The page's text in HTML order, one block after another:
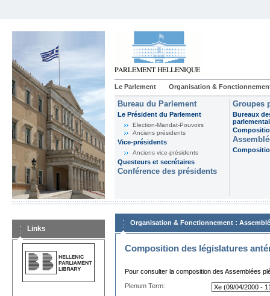
Le Parlement Organisation &
Bureau du Parlement
Le Président du Parlement
Election-Mandat-Pouvoirs
Anciens présidents
Vice-présidents
Anciens vice-présidents
Questeurs et secrétaires
Conférence des présidents
Groupes
Bureaux
Links
Organisation & Fonctionnement :
Composition des législatures
Pour consulter la composition des Assemblées
Plenum Term: